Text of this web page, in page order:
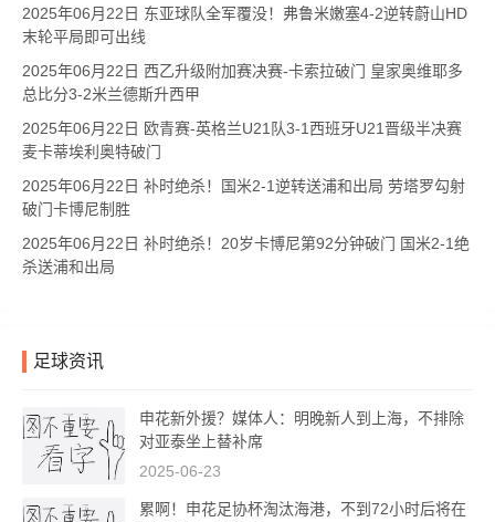
2025年06月22日 东亚球队全军覆没！弗鲁米嫩塞4-2逆转蔚山HD
末轮平局即可出线
2025年06月22日 西乙升级附加赛决赛-卡索拉破门 皇家奥维耶多
总比分3-2米兰德斯升西甲
2025年06月22日 欧青赛-英格兰U21队3-1西班牙U21晋级半决赛
麦卡蒂埃利奥特破门
2025年06月22日 补时绝杀！国米2-1逆转送浦和出局 劳塔罗勾射
破门卡博尼制胜
2025年06月22日 补时绝杀！20岁卡博尼第92分钟破门 国米2-1绝
杀送浦和出局
足球资讯
申花新外援？媒体人：明晚新人到上海，不排除
对亚泰坐上替补席
2025-06-23
累啊！申花足协杯淘汰海港，不到72小时后将在